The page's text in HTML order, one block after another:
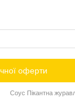
оферти
Соус Пікантна